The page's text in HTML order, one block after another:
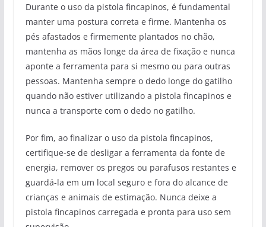
Durante o uso da pistola fincapinos, é fundamental
manter uma postura correta e firme. Mantenha os
pés afastados e firmemente plantados no chão,
mantenha as mãos longe da área de fixação e nunca
aponte a ferramenta para si mesmo ou para outras
pessoas. Mantenha sempre o dedo longe do gatilho
quando não estiver utilizando a pistola fincapinos e
nunca a transporte com o dedo no gatilho.
Por fim, ao finalizar o uso da pistola fincapinos,
certifique-se de desligar a ferramenta da fonte de
energia, remover os pregos ou parafusos restantes e
guardá-la em um local seguro e fora do alcance de
crianças e animais de estimação. Nunca deixe a
pistola fincapinos carregada e pronta para uso sem